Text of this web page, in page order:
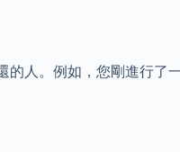
人。例如，您剛進行了